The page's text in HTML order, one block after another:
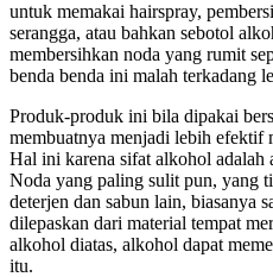
untuk memakai hairspray,
serangga, atau bahkan sebotol
membersihkan noda yang rumit
benda benda ini malah terkadang
Produk-produk ini bila dipakai
membuatnya menjadi lebih efektif
Hal ini karena sifat alkohol adalah
Noda yang paling sulit pun, yang
deterjen dan sabun lain, biasanya
dilepaskan dari material tempat
alkohol diatas, alkohol dapat
itu.